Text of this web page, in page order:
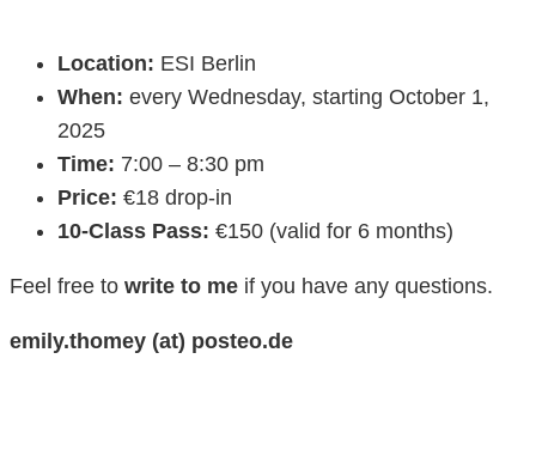
Location: ESI Berlin
When: every Wednesday, starting October 1,
2025
Time: 7:00 – 8:30 pm
Price: €18 drop-in
10-Class Pass: €150 (valid for 6 months)
Feel free to write to me if you have any questions.
emily.thomey (at) posteo.de